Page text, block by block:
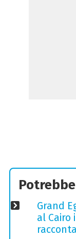
Grand
al Cairo